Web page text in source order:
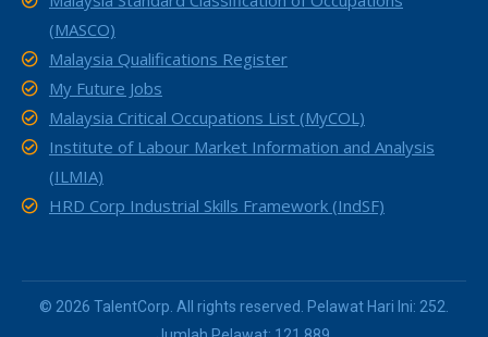
(MASCO)
Malaysia Qualifications Register
My Future Jobs
Malaysia Critical Occupations List (MyCOL)
Institute of Labour Market Information and Analysis
(ILMIA)
HRD Corp Industrial Skills Framework (IndSF)
© 2026 TalentCorp. All rights reserved. Pelawat Hari Ini: 252.